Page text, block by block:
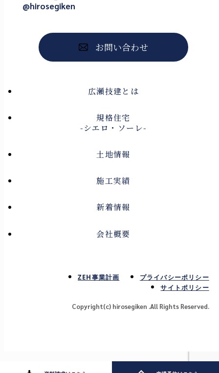
@hirosegiken
お問い合わせ
広瀬技建とは
規格住宅
-シエロ・ソーレ-
土地情報
施工実績
新着情報
会社概要
ZEH事業計画
プライバシーポリシー
サイトポリシー
Copyright(c) hirosegiken .All Rights Reserved.